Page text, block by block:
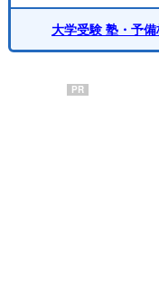
大学受験 塾・予
PR